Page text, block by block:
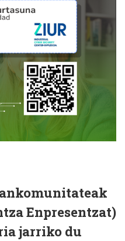
Enpresentzat)
jarriko du